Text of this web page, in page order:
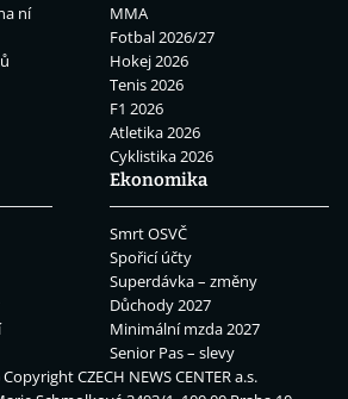
ní
MMA
Fotbal 2026/27
Hokej 2026
Tenis 2026
F1 2026
Atletika 2026
Cyklistika 2026
Ekonomika
Smrt OSVČ
Spořicí účty
Superdávka – změny
Důchody 2027
Minimální mzda 2027
Senior Pas – slevy
CopyrightCZECH NEWS CENTER a.s.